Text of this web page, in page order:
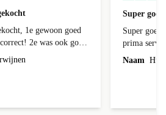
1e gewoon goed
2e was ook goed
week bij foto's liep er
ik terug sturen nadat
Super
Super
prima
Naam Hub